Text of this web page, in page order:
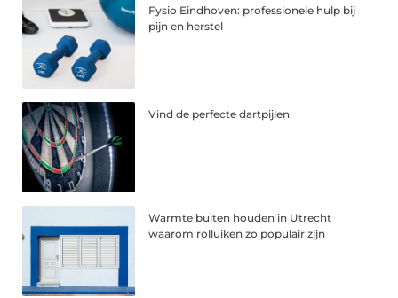
Fysio Eindhoven: professionele hulp bij
pijn en herstel
Vind de perfecte dartpijlen
Warmte buiten houden in Utrecht
waarom rolluiken zo populair zijn